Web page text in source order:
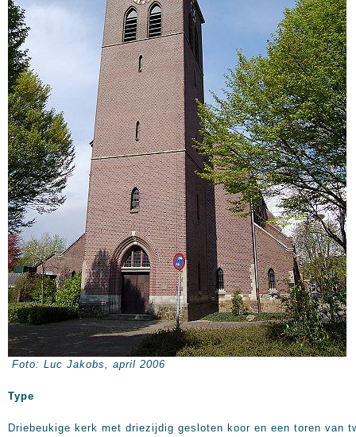
Foto: Luc Jakobs, april 2006
Type
Driebeukige kerk met driezijdig gesloten koor en een toren van